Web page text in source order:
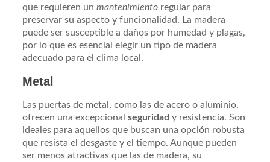
que requieren unmantenimiento regular para
preservar su aspecto y funcionalidad. La madera
puede ser susceptible a daños por humedad y plagas,
por lo que es esencial elegir un tipo de madera
adecuado para el clima local.
Metal
Las puertas de metal, como las de acero o aluminio,
ofrecen una excepcionalseguridad y resistencia. Son
ideales para aquellos que buscan una opción robusta
que resista el desgaste y el tiempo. Aunque pueden
ser menos atractivas que las de madera, su